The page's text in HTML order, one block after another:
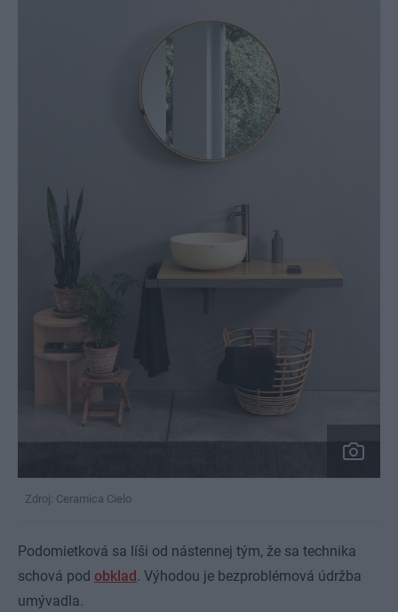
Zdroj: Ceramica Cielo
Podomietková sa líši od nástennej tým, že sa technika
schová pod obklad. Výhodou je bezproblémová údržba
umývadla.